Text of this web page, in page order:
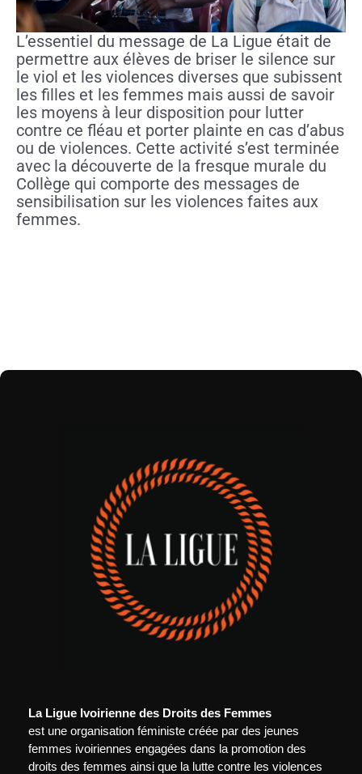
L’essentiel du message de La Ligue était de
permettre aux élèves de briser le silence sur
le viol et les violences diverses que subissent
les filles et les femmes mais aussi de savoir
les moyens à leur disposition pour lutter
contre ce fléau et porter plainte en cas d’abus
ou de violences. Cette activité s’est terminée
avec la découverte de la fresque murale du
Collège qui comporte des messages de
sensibilisation sur les violences faites aux
femmes.
La Ligue Ivoirienne des Droits des Femmes
est une organisation féministe créée par des jeunes
femmes ivoiriennes engagées dans la promotion des
droits des femmes ainsi que la lutte contre les violences